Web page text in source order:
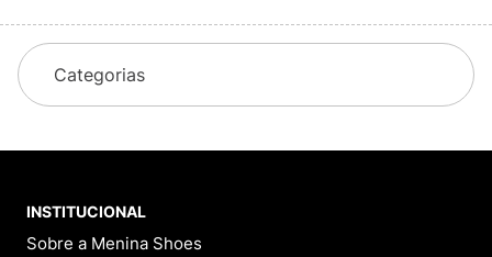
Categorias
INSTITUCIONAL
Sobre a Menina Shoes